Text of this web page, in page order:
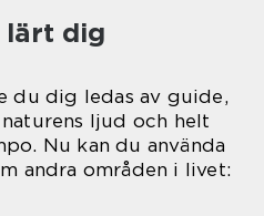
lärt dig
du dig ledas av guide,
ljud och helt
Nu kan du använda
andra områden i livet: